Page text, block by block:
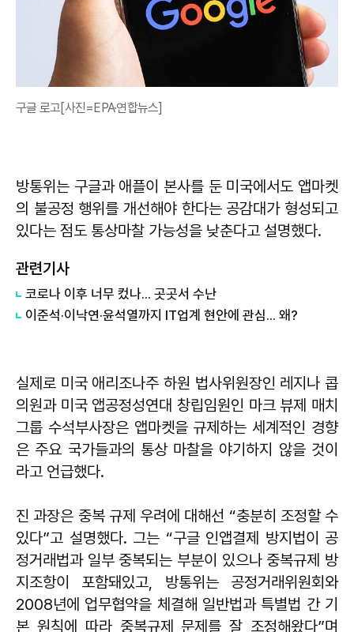
구글 로고[사진=EPA·연합뉴스]
방통위는 구글과 애플이 본사를 둔 미국에서도 앱마켓
의 불공정 행위를 개선해야 한다는 공감대가 형성되고
있다는 점도 통상마찰 가능성을 낮춘다고 설명했다.
관련기사
코로나 이후 너무 컸나... 곳곳서 수난
이준석·이낙연·윤석열까지 IT업계 현안에 관심... 왜?
실제로 미국 애리조나주 하원 법사위원장인 레지나 콥
의원과 미국 앱공정성연대 창립임원인 마크 뷰제 매치
그룹 수석부사장은 앱마켓을 규제하는 세계적인 경향
은 주요 국가들과의 통상 마찰을 야기하지 않을 것이
라고 언급했다.
진 과장은 중복 규제 우려에 대해선 “충분히 조정할 수
있다”고 설명했다. 그는 “구글 인앱결제 방지법이 공
정거래법과 일부 중복되는 부분이 있으나 중복규제 방
지조항이 포함돼있고, 방통위는 공정거래위원회와
2008년에 업무협약을 체결해 일반법과 특별법 간 기
본 원칙에 따라 중복규제 문제를 잘 조정해왔다”며